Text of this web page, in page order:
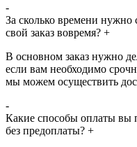
-
За сколько времени нужно
свой заказ вовремя? +
В основном заказ нужно
если вам необходимо
мы можем осуществить
-
Какие способы оплаты вы
без предоплаты? +